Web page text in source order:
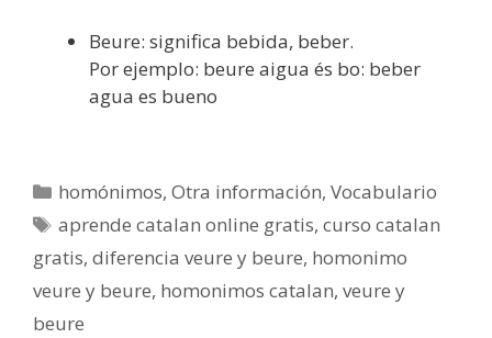
Beure: significa bebida, beber.
Por ejemplo: beure aigua és bo: beber
agua es bueno
Categorías
homónimos,Otra información,Vocabulario
Etiquetas
aprende catalan online gratis,curso catalan
gratis, diferencia veure y beure, homonimo
veure y beure, homonimos catalan, veure y
beure